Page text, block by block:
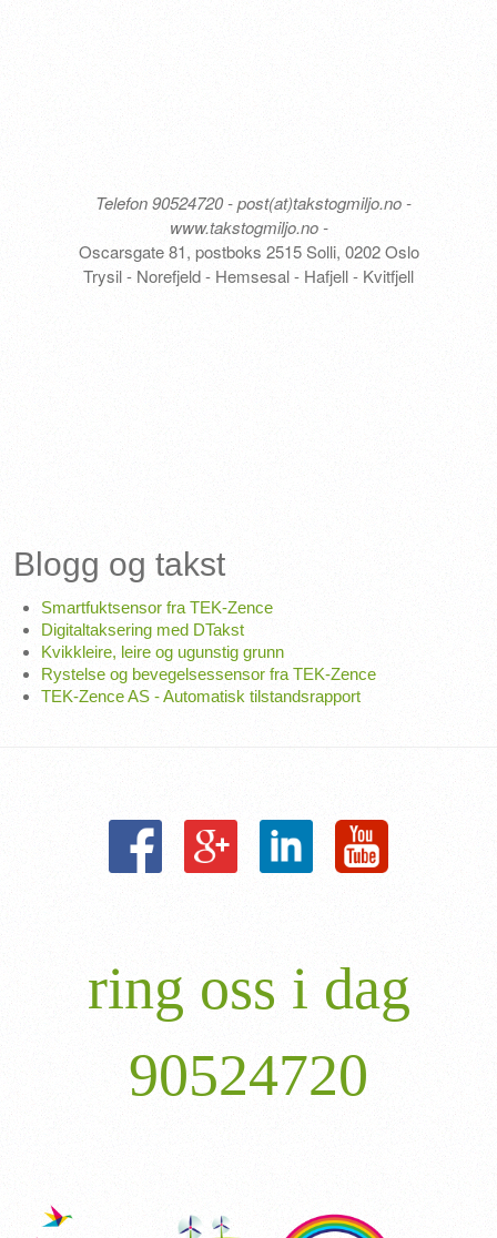
Telefon 90524720 - post(at)takstogmiljo.no -
www.takstogmiljo.no -
Oscarsgate 81, postboks 2515 Solli, 0202 Oslo
Trysil - Norefjeld - Hemsesal - Hafjell - Kvitfjell
Blogg og takst
Smartfuktsensor fra TEK-Zence
Digitaltaksering med DTakst
Kvikkleire, leire og ugunstig grunn
Rystelse og bevegelsessensor fra TEK-Zence
TEK-Zence AS - Automatisk tilstandsrapport
ring oss i dag
90524720